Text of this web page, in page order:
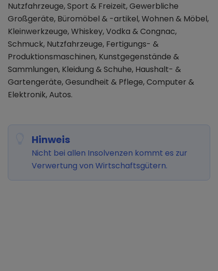
Nutzfahrzeuge, Sport & Freizeit, Gewerbliche
Großgeräte, Büromöbel & -artikel, Wohnen & Möbel,
Kleinwerkzeuge, Whiskey, Vodka & Congnac,
Schmuck, Nutzfahrzeuge, Fertigungs- &
Produktionsmaschinen, Kunstgegenstände &
Sammlungen, Kleidung & Schuhe, Haushalt- &
Gartengeräte, Gesundheit & Pflege, Computer &
Elektronik, Autos.
Hinweis
Nicht bei allen Insolvenzen kommt es zur
Verwertung von Wirtschaftsgütern.